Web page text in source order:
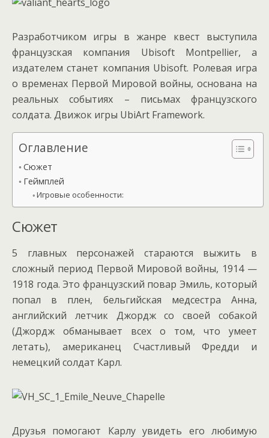
Разработчиком игры в жанре квест выступила
французская компания Ubisoft Montpellier, а
издателем станет компания Ubisoft. Ролевая игра
о временах Первой Мировой войны, основана на
реальных событиях – письмах французского
солдата. Движок игры UbiArt Framework.
Оглавление
Сюжет
Геймплей
Игровые особенности:
Сюжет
5 главных персонажей стараются выжить в
сложный период Первой Мировой войны, 1914 —
1918 года. Это французский повар Эмиль, который
попал в плен, бельгийская медсестра Анна,
английский летчик Джордж со своей собакой
(Джордж обманывает всех о том, что умеет
летать), американец Счастливый Фредди и
немецкий солдат Карл.
Друзья помогают Карлу увидеть его любимую